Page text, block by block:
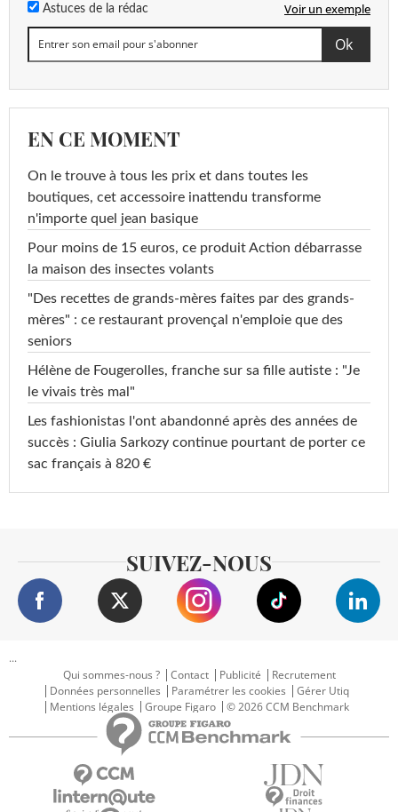
Astuces de la rédac Voir un exemple
EN CE MOMENT
On le trouve à tous les prix et dans toutes les
boutiques, cet accessoire inattendu transforme
n'importe quel jean basique
Pour moins de 15 euros, ce produit Action débarrasse
la maison des insectes volants
"Des recettes de grands-mères faites par des grands-
mères" : ce restaurant provençal n'emploie que des
seniors
Hélène de Fougerolles, franche sur sa fille autiste : "Je
le vivais très mal"
Les fashionistas l'ont abandonné après des années de
succès : Giulia Sarkozy continue pourtant de porter ce
sac français à 820 €
SUIVEZ-NOUS
...
Qui sommes-nous ?
Contact Publicité
Recrutement
Données personnelles
Paramétrer les cookies
Gérer Utiq
Mentions légales
Groupe Figaro © 2026 CCM Benchmark